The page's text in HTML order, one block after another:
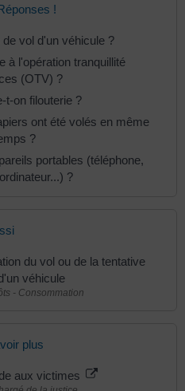
!
vol d'un véhicule ?
à l'opération tranquillité
(OTV) ?
t-on filouterie ?
ont été volés en même
?
portables (téléphone,
?
du vol ou de la tentative
véhicule
- Consommation
plus
aux victimes